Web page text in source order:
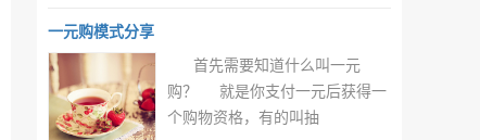
一元购模式分享
首先需要知道什么叫一元
购？ 就是你支付一元后获得一
个购物资格，有的叫抽